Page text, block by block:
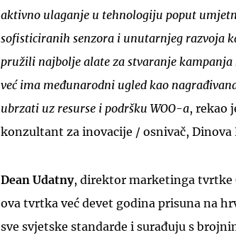
aktivno ulaganje u tehnologiju poput
sofisticiranih senzora i unutarnjeg razvoja
pružili najbolje alate za stvaranje
već ima međunarodni ugled kao
ubrzati uz resurse i podršku WOO-a, rekao
konzultant za inovacije / osnivač, Dinova
Dean Udatny, direktor marketinga tvrtke
ova tvrtka već devet godina prisuna na
sve svjetske standarde i surađuju s